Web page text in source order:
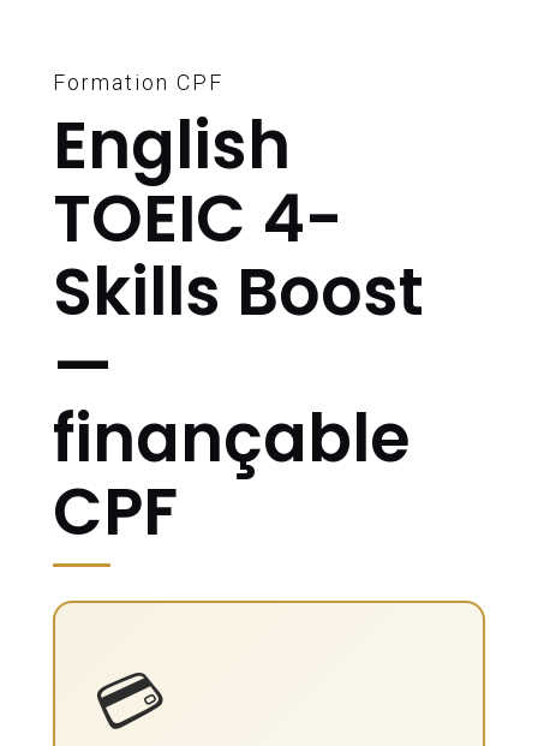
Formation CPF
English
TOEIC 4-
Skills Boost
—
finançable
CPF
💳